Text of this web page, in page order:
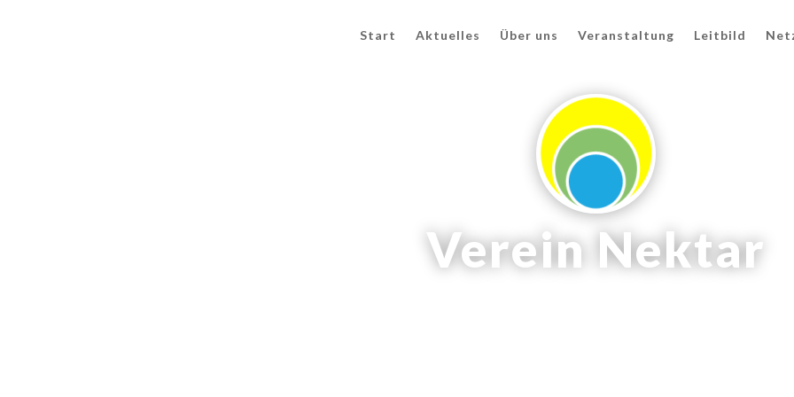
Start Aktuelles Über uns Veranstaltung Leitbild
Verein Nektar